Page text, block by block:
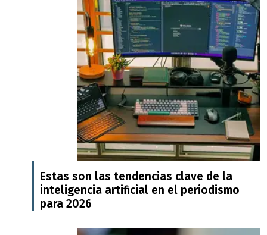
Estas son las tendencias clave de la
inteligencia artificial en el periodismo
para 2026